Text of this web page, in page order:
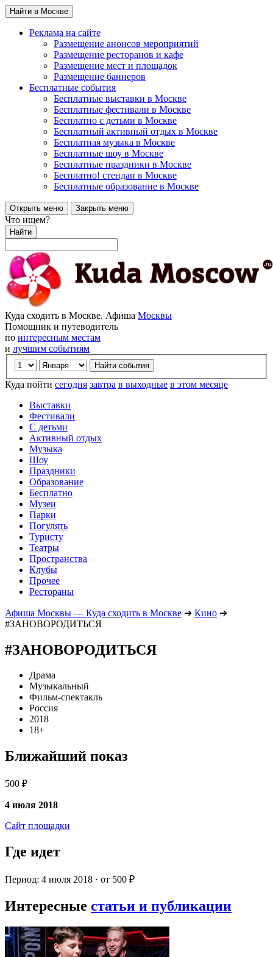
Найти в Москве
Реклама на сайте
Размещение анонсов мероприятий
Размещение ресторанов и кафе
Размещение мест и площадок
Размещение баннеров
Бесплатные события
Бесплатные выставки в Москве
Бесплатные фестивали в Москве
Бесплатно с детьми в Москве
Бесплатный активный отдых в Москве
Бесплатная музыка в Москве
Бесплатные шоу в Москве
Бесплатные праздники в Москве
Бесплатно! стендап в Москве
Бесплатные образование в Москве
Открыть меню Закрыть меню
Что ищем?
Найти
Куда сходить в Москве. Афиша Москвы
Помощник и путеводитель
по интересным местам
и лучшим событиям
Куда пойти сегодня завтра в выходные в этом месяце
Выставки
Фестивали
С детьми
Активный отдых
Музыка
Шоу
Праздники
Образование
Бесплатно
Музеи
Парки
Погулять
Туристу
Театры
Пространства
Клубы
Прочее
Рестораны
Афиша Москвы — Куда сходить в Москве ➔ Кино ➔
#ЗАНОВОРОДИТЬСЯ
#ЗАНОВОРОДИТЬСЯ
Драма
Музыкальный
Фильм-спектакль
Россия
2018
18+
Ближайший показ
500 ₽
4 июля 2018
Сайт площадки
Где идет
Период: 4 июля 2018 · от 500 ₽
Интересные статьи и публикации